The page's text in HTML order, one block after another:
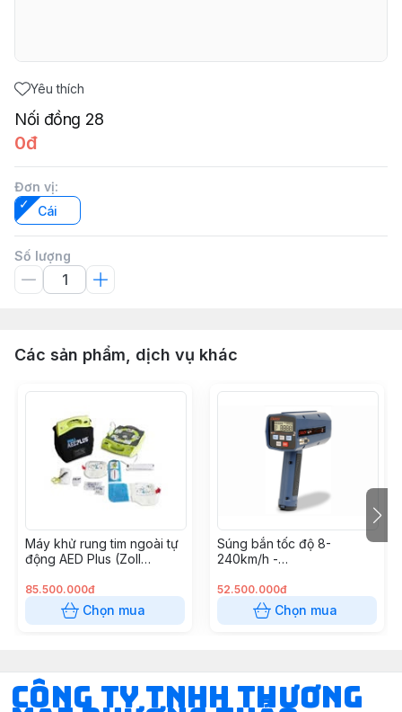
Yêu thích
Nối đồng 28
0đ
Đơn vị:
Cái
Số lượng
Các sản phẩm, dịch vụ khác
Máy khử rung tim ngoài tự
động AED Plus (Zoll
85.500.000đ
Chọn mua
Súng bắn tốc độ 8-
240km/h -
52.500.000đ
Chọn mua
CÔNG TY TNHH THƯƠNG